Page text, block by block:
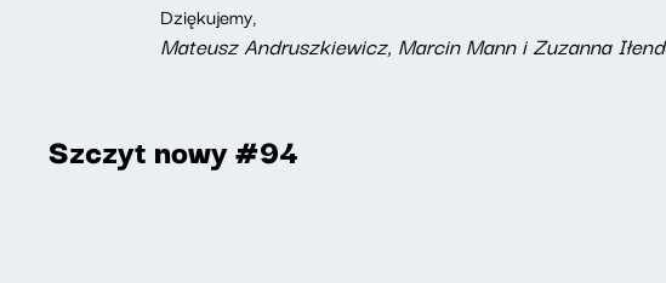
Dziękujemy,
Mateusz Andruszkiewicz, Marcin Mann i Zuzanna
Szczyt nowy #94